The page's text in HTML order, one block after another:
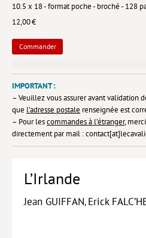
Lieux de…
MythO !
Actes de
>> Cavalier
>> Livres
CORPORATE
Idées
10.5 x 18 - format poche - broché - 128
12,00 €
Commander
IMPORTANT :
– Veuillez vous assurer avant validation
que l’adresse postale renseignée est
– Pour lescommandes à l’étranger,
directement par mail :
L’Irlande
Jean GUIFFAN, Erick